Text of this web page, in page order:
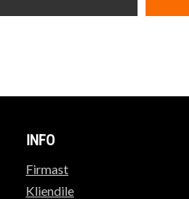
INFO
Firmast
Kliendile